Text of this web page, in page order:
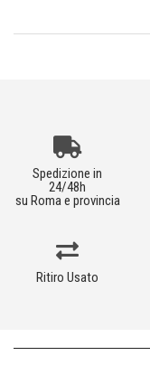
Spedizione in
24/48h
su Roma e provincia
Ritiro Usato